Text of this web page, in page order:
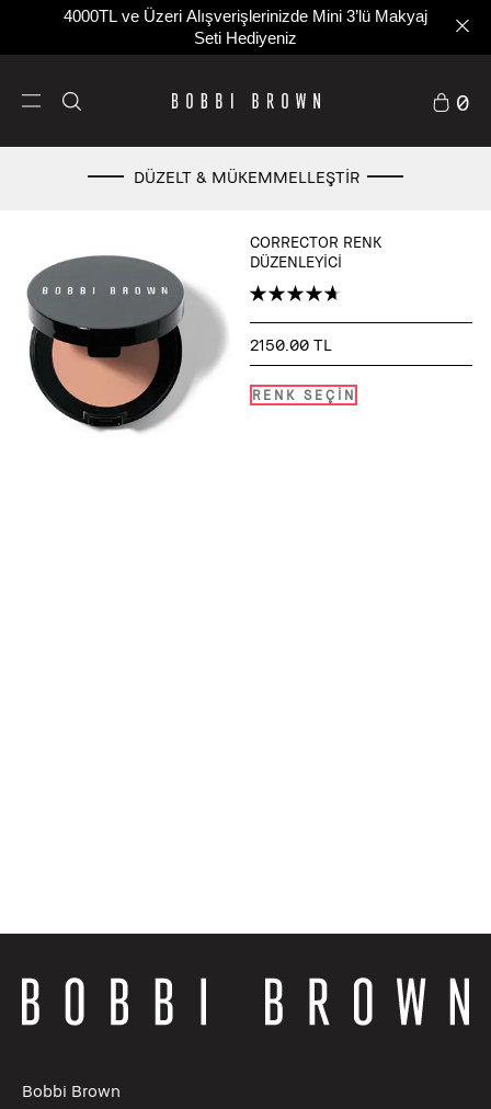
4000TL ve Üzeri Alışverişlerinizde Mini 3’lü Makyaj
Seti Hediyeniz
0
DÜZELT & MÜKEMMELLEŞTİR
CORRECTOR RENK
DÜZENLEYICI
2150.00 TL
RENK SEÇİN
Bobbi Brown